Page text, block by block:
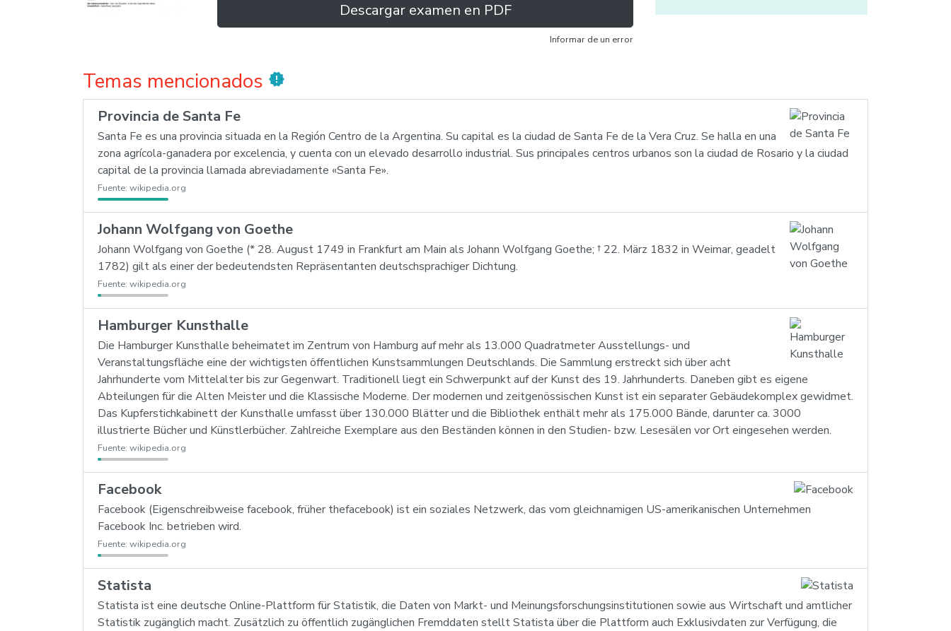
Descargar examen en PDF
Informar de un error
Temas mencionados new_releases
Provincia de Santa Fe
Santa Fe es una provincia situada en la Región Centro de la Argentina. Su capital es la ciudad de Santa Fe de la Vera Cruz. Se halla en una
zona agrícola-ganadera por excelencia, y cuenta con un elevado desarrollo industrial. Sus principales centros urbanos son la ciudad de Rosario y la ciudad
capital de la provincia llamada abreviadamente «Santa Fe».
Fuente: wikipedia.org
Johann Wolfgang von Goethe
Johann Wolfgang von Goethe (* 28. August 1749 in Frankfurt am Main als Johann Wolfgang Goethe; † 22. März 1832 in Weimar, geadelt
1782) gilt als einer der bedeutendsten Repräsentanten deutschsprachiger Dichtung.
Fuente: wikipedia.org
Hamburger Kunsthalle
Die Hamburger Kunsthalle beheimatet im Zentrum von Hamburg auf mehr als 13.000 Quadratmeter Ausstellungs- und
Veranstaltungsfläche eine der wichtigsten öffentlichen Kunstsammlungen Deutschlands. Die Sammlung erstreckt sich über acht
Jahrhunderte vom Mittelalter bis zur Gegenwart. Traditionell liegt ein Schwerpunkt auf der Kunst des 19. Jahrhunderts. Daneben gibt es eigene
Abteilungen für die Alten Meister und die Klassische Moderne. Der modernen und zeitgenössischen Kunst ist ein separater Gebäudekomplex gewidmet.
Das Kupferstichkabinett der Kunsthalle umfasst über 130.000 Blätter und die Bibliothek enthält mehr als 175.000 Bände, darunter ca. 3000
illustrierte Bücher und Künstlerbücher. Zahlreiche Exemplare aus den Beständen können in den Studien- bzw. Lesesälen vor Ort eingesehen werden.
Fuente: wikipedia.org
Facebook
Facebook (Eigenschreibweise facebook, früher thefacebook) ist ein soziales Netzwerk, das vom gleichnamigen US-amerikanischen Unternehmen
Facebook Inc. betrieben wird.
Fuente: wikipedia.org
Statista
Statista ist eine deutsche Online-Plattform für Statistik, die Daten von Markt- und Meinungsforschungsinstitutionen sowie aus Wirtschaft und amtlicher
Statistik zugänglich macht. Zusätzlich zu öffentlich zugänglichen Fremddaten stellt Statista über die Plattform auch Exklusivdaten zur Verfügung, die